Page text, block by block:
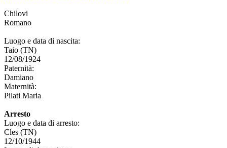
Chilovi
Romano
Luogo e data di nascita:
Taio (TN)
12/08/1924
Paternità:
Damiano
Maternità:
Pilati Maria
Arresto
Luogo e data di arresto:
Cles (TN)
12/10/1944